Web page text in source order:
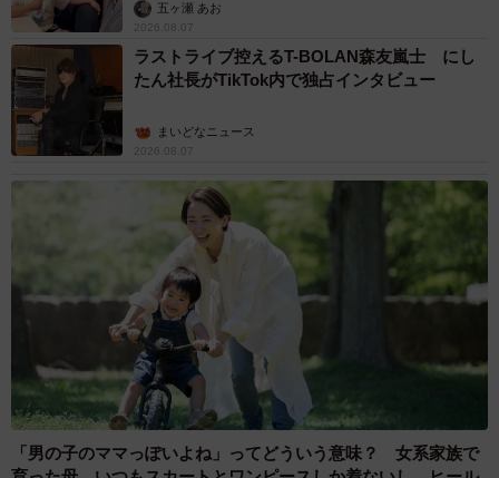
五ヶ瀬 あお
2026.08.07
ラストライブ控えるT-BOLAN森友嵐士 にし
たん社長がTikTok内で独占インタビュー
まいどなニュース
2026.08.07
「男の子のママっぽいよね」ってどういう意味？ 女系家族で